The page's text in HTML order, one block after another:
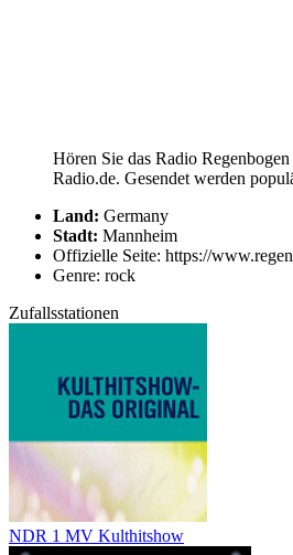
Hören Sie das Radio
Radio.de. Gesendet werden
Land: Germany
Stadt: Mannheim
Offizielle Seite: https://
Genre: rock
Zufallsstationen
NDR 1 MV Kulthitshow